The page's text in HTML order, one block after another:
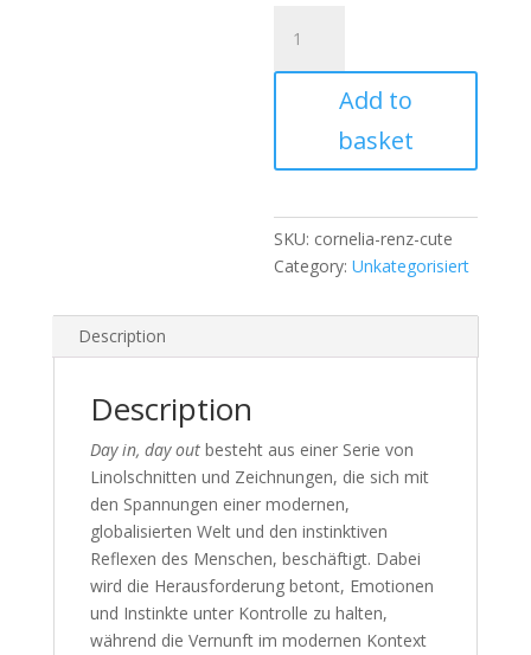
Renz,
Day
Add to
basket
SKU: cornelia-renz-cute
Category:Unkategorisiert
Description
Description
Day in, day outbesteht aus einer Serie von
Linolschnitten und Zeichnungen, die sich mit
den Spannungen einer modernen,
globalisierten Welt und den instinktiven
Reflexen des Menschen, beschäftigt. Dabei
wird die Herausforderung betont, Emotionen
und Instinkte unter Kontrolle zu halten,
während die Vernunft im modernen Kontext